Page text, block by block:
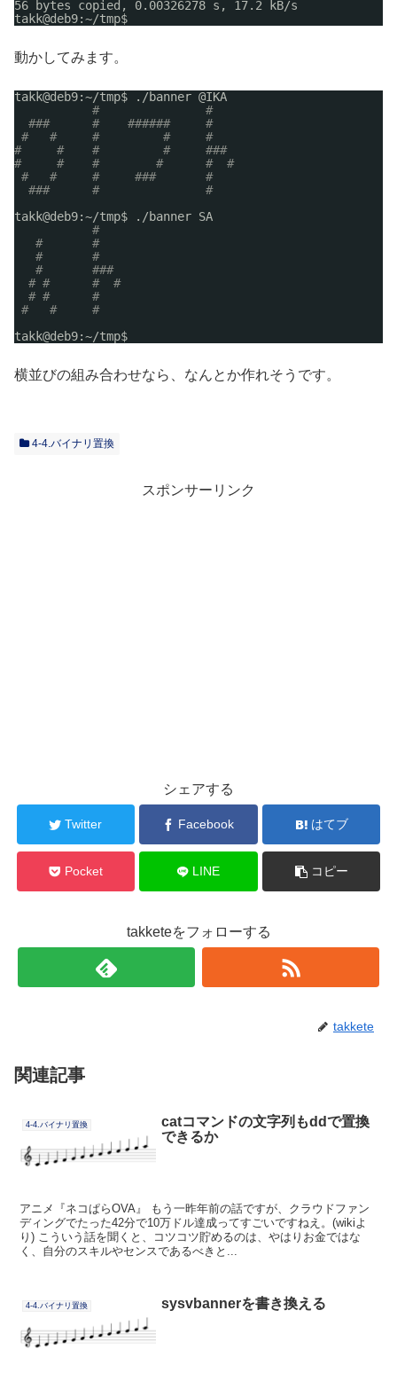
56 bytes copied, 0.00326278 s, 17.2 kB/s
takk@deb9:~/tmp$
動かしてみます。
takk@deb9:~/tmp$ . /banner @IKA
#               #
###      #    ######     #
#   #     #         #     #
#     #    #         #     ###
#     #    #        #      #  #
#   #     #     ###       #
###      #               #
takk@deb9:~/tmp$ . /banner SA
#
#       #
#       #
#       ###
# #      #  #
# #      #
#   #     #
takk@deb9:~/tmp$
横並びの組み合わせなら、なんとか作れそうです。
4-4.バイナリ置換
スポンサーリンク
シェアする
Twitter Facebook はてブ
Pocket LINE コピー
takketeをフォローする
takkete
関連記事
4-4.バイナリ置換
catコマンドの文字列もddで置換
できるか
アニメ『ネコぱらOVA』 もう一昨年前の話ですが、クラウドファン
ディングでたった42分で10万ドル達成ってすごいですねえ。(wikiよ
り) こういう話を聞くと、コツコツ貯めるのは、やはりお金ではな
く、自分のスキルやセンスであるべきと...
4-4.バイナリ置換 sysvbannerを書き換える